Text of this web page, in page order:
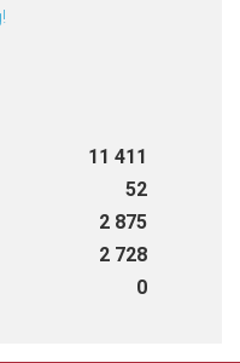
11 411
52
2 875
2 728
0